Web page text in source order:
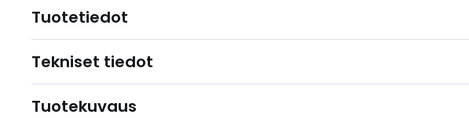
Tuotetiedot
Tekniset tiedot
Tuotekuvaus